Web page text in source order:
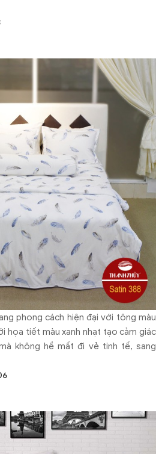
phong cách hiện đại với tông màu
họa tiết màu xanh nhạt tạo cảm giác
không hề mất đi vẻ tinh tế, sang